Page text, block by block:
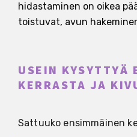
hidastaminen on oikea
toistuvat, avun
USEIN KYSYTTYÄ
KERRASTA JA
Sattuuko ensimmäinen